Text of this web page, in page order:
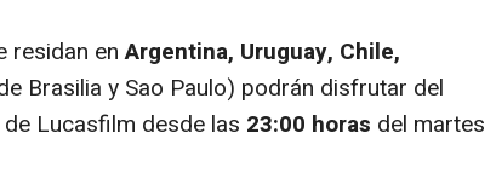
residan enArgentina, Uruguay, Chile,
Brasilia y Sao Paulo) podrán disfrutar del
Lucasfilm desde las 23:00 horas del martes